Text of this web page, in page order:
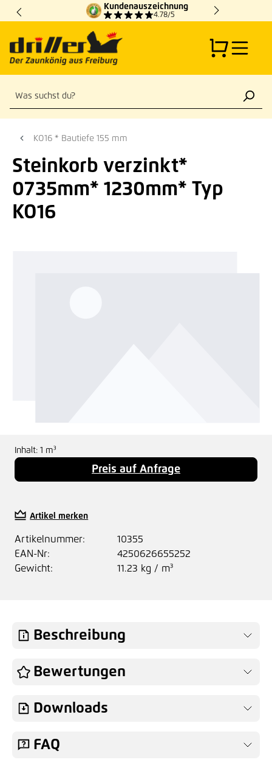
Zum Hauptinhalt springen
Kundenauszeichnung
4.78/5
KO16 * Bautiefe 155 mm
Steinkorb verzinkt*
0735mm* 1230mm* Typ
KO16
Inhalt: 1 m³
Preis auf Anfrage
Artikel merken
Artikelnummer:
10355
EAN-Nr:
4250626655252
Gewicht:
11.23 kg / m³
Beschreibung
Bewertungen
Downloads
FAQ